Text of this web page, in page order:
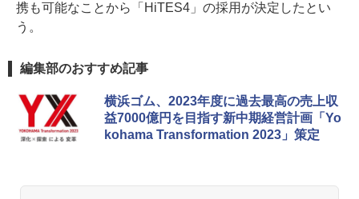
携も可能なことから「HiTES4」の採用が決定したとい
う。
編集部のおすすめ記事
横浜ゴム、2023年度に過去最高の売上収
益7000億円を目指す新中期経営計画「Yo
kohama Transformation 2023」策定